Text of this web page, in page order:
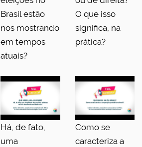
Brasil estão
nos mostrando
em tempos
atuais?
O que isso
significa, na
prática?
Há, de fato,
uma
Como se
caracteriza a